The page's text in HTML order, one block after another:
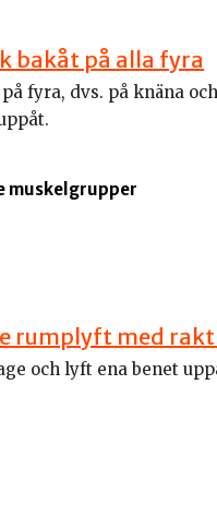
bakåt på alla fyra
fyra, dvs. på knäna
muskelgrupper
rumplyft med rakt
och lyft ena benet